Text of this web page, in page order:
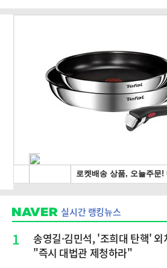
실시간 랭킹뉴스
1
송영길·김민석, '조희대 탄핵'
"즉시 대법관 제청하라"